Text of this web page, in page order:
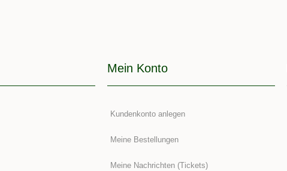
Mein Konto
Kundenkonto anlegen
Meine Bestellungen
Meine Nachrichten (Tickets)